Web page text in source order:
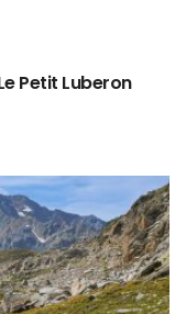
Petit Luberon